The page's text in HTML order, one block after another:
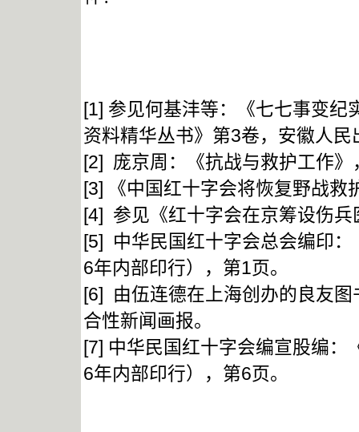
[1] 参见何基沣等：《七七事变纪
资料精华丛书》第3卷，安徽人
[2] 庞京周：《抗战与救护工作
[3] 《中国红十字会将恢复野战
[4] 参见《红十字会在京筹设伤
[5] 中华民国红十字会总会编印
6年内部印行），第1页。
[6] 由伍连德在上海创办的良友
合性新闻画报。
[7] 中华民国红十字会编宣股编：
6年内部印行），第6页。